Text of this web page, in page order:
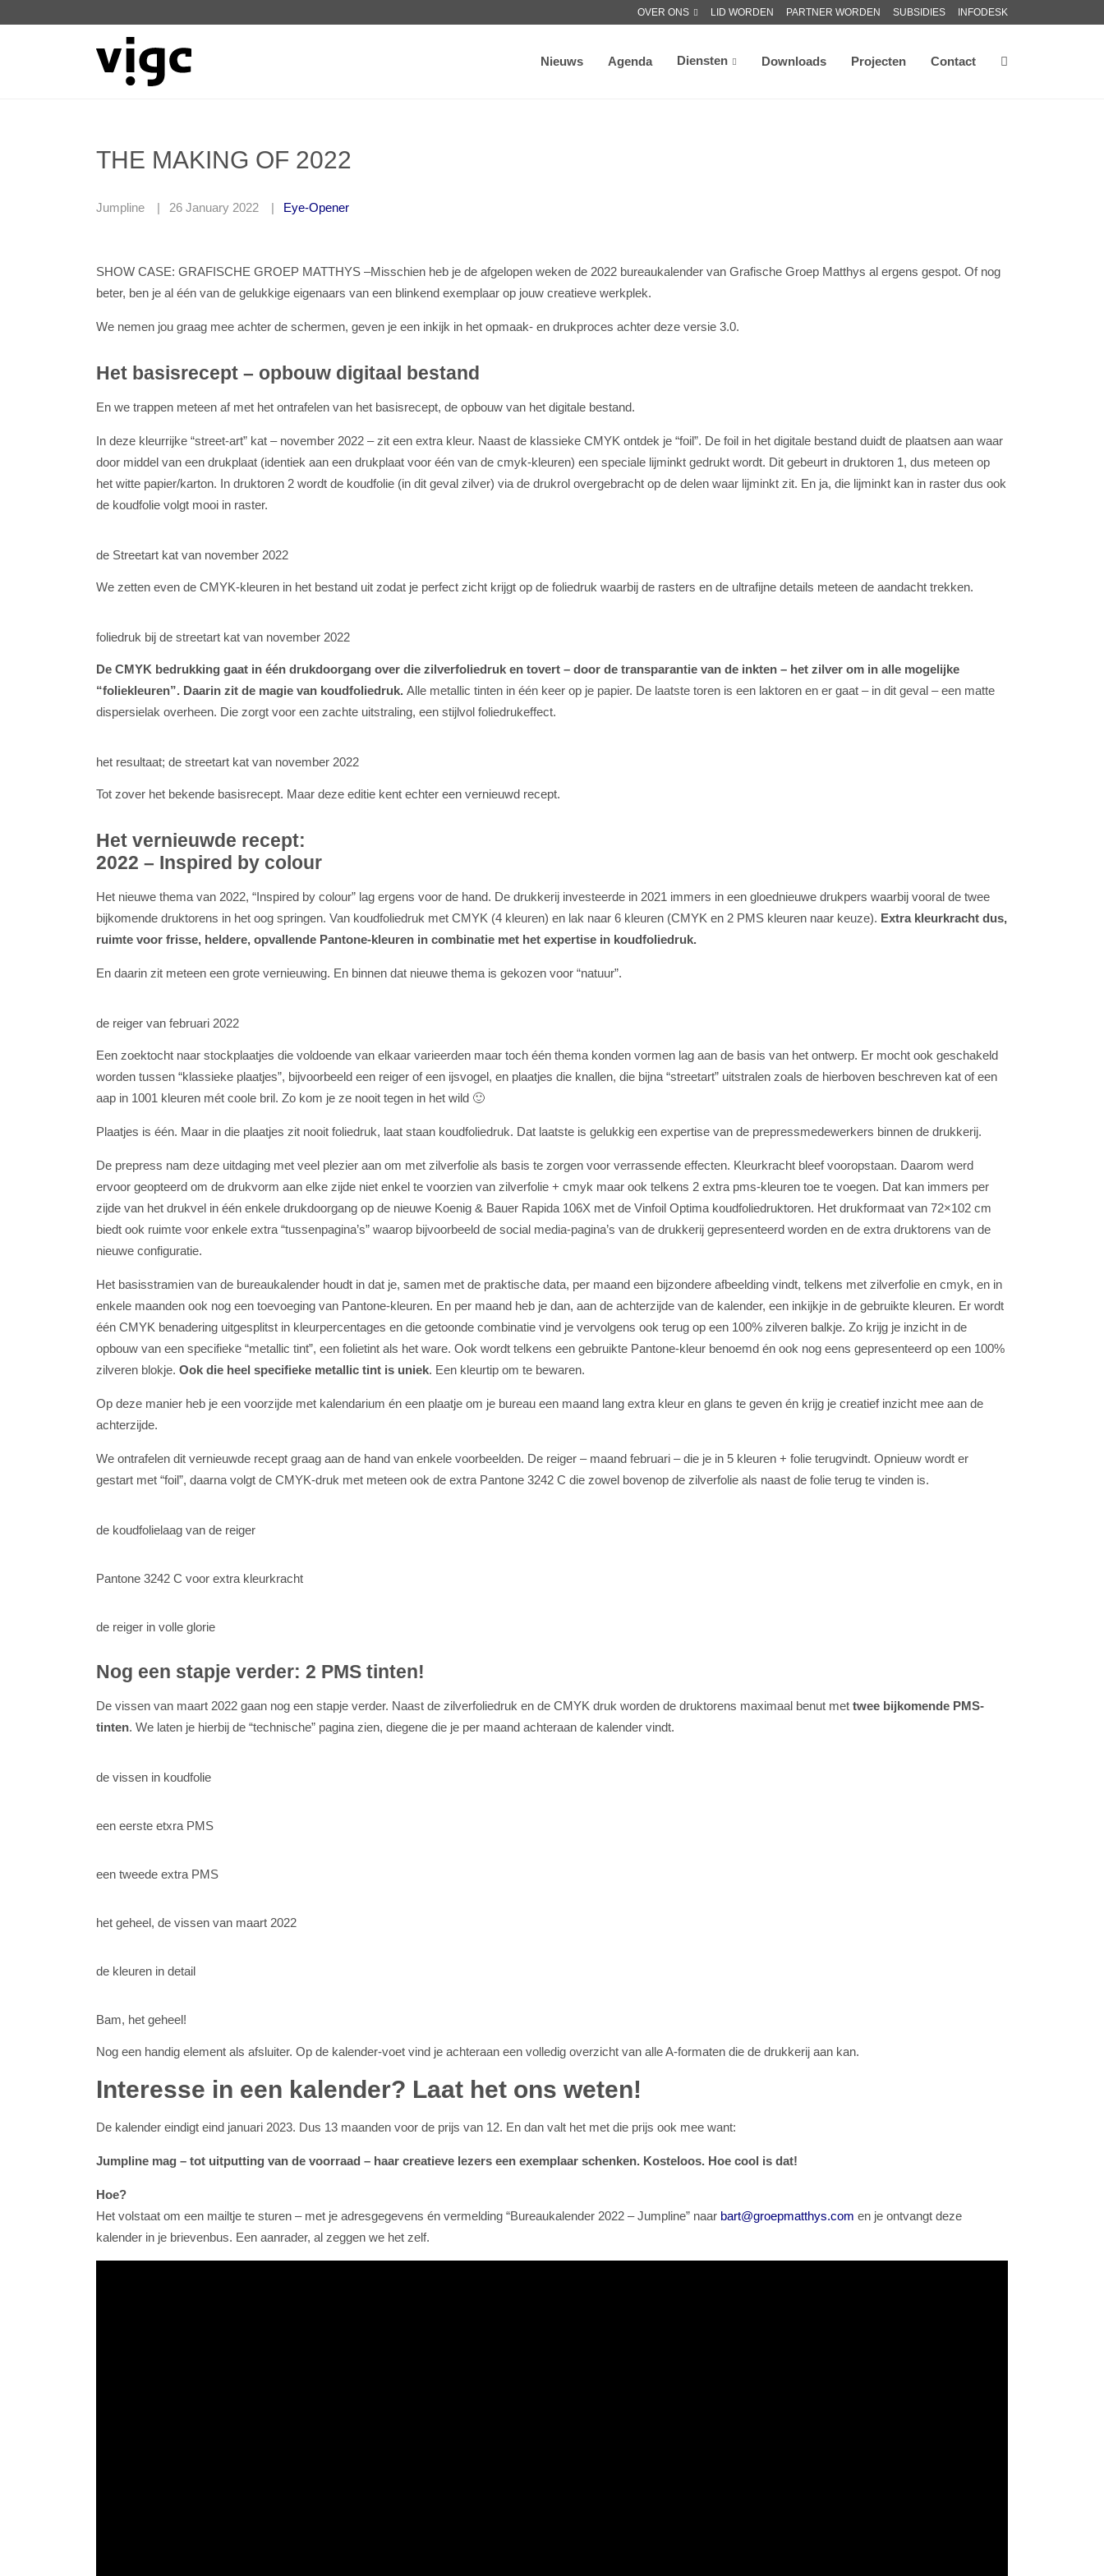
OVER ONS LID WORDEN PARTNER WORDEN SUBSIDIES INFODESK
Nieuws Agenda Diensten Downloads Projecten Contact
THE MAKING OF 2022
Jumpline 26 January 2022 Eye-Opener
SHOW CASE: GRAFISCHE GROEP MATTHYS –Misschien heb je de afgelopen weken de 2022 bureaukalender van Grafische Groep Matthys al ergens gespot. Of nog
beter, ben je al één van de gelukkige eigenaars van een blinkend exemplaar op jouw creatieve werkplek.
We nemen jou graag mee achter de schermen, geven je een inkijk in het opmaak- en drukproces achter deze versie 3.0.
Het basisrecept – opbouw digitaal bestand
En we trappen meteen af met het ontrafelen van het basisrecept, de opbouw van het digitale bestand.
In deze kleurrijke “street-art” kat – november 2022 – zit een extra kleur. Naast de klassieke CMYK ontdek je “foil”. De foil in het digitale bestand duidt de plaatsen aan waar
door middel van een drukplaat (identiek aan een drukplaat voor één van de cmyk-kleuren) een speciale lijminkt gedrukt wordt. Dit gebeurt in druktoren 1, dus meteen op
het witte papier/karton. In druktoren 2 wordt de koudfolie (in dit geval zilver) via de drukrol overgebracht op de delen waar lijminkt zit. En ja, die lijminkt kan in raster dus ook
de koudfolie volgt mooi in raster.
de Streetart kat van november 2022
We zetten even de CMYK-kleuren in het bestand uit zodat je perfect zicht krijgt op de foliedruk waarbij de rasters en de ultrafijne details meteen de aandacht trekken.
foliedruk bij de streetart kat van november 2022
De CMYK bedrukking gaat in één drukdoorgang over die zilverfoliedruk en tovert – door de transparantie van de inkten – het zilver om in alle mogelijke
“foliekleuren”. Daarin zit de magie van koudfoliedruk. Alle metallic tinten in één keer op je papier. De laatste toren is een laktoren en er gaat – in dit geval – een matte
dispersielak overheen. Die zorgt voor een zachte uitstraling, een stijlvol foliedrukeffect.
het resultaat; de streetart kat van november 2022
Tot zover het bekende basisrecept. Maar deze editie kent echter een vernieuwd recept.
Het vernieuwde recept:
2022 – Inspired by colour
Het nieuwe thema van 2022, “Inspired by colour” lag ergens voor de hand. De drukkerij investeerde in 2021 immers in een gloednieuwe drukpers waarbij vooral de twee
bijkomende druktorens in het oog springen. Van koudfoliedruk met CMYK (4 kleuren) en lak naar 6 kleuren (CMYK en 2 PMS kleuren naar keuze). Extra kleurkracht dus,
ruimte voor frisse, heldere, opvallende Pantone-kleuren in combinatie met het expertise in koudfoliedruk.
En daarin zit meteen een grote vernieuwing. En binnen dat nieuwe thema is gekozen voor “natuur”.
de reiger van februari 2022
Een zoektocht naar stockplaatjes die voldoende van elkaar varieerden maar toch één thema konden vormen lag aan de basis van het ontwerp. Er mocht ook geschakeld
worden tussen “klassieke plaatjes”, bijvoorbeeld een reiger of een ijsvogel, en plaatjes die knallen, die bijna “streetart” uitstralen zoals de hierboven beschreven kat of een
aap in 1001 kleuren mét coole bril. Zo kom je ze nooit tegen in het wild 🙂
Plaatjes is één. Maar in die plaatjes zit nooit foliedruk, laat staan koudfoliedruk. Dat laatste is gelukkig een expertise van de prepressmedewerkers binnen de drukkerij.
De prepress nam deze uitdaging met veel plezier aan om met zilverfolie als basis te zorgen voor verrassende effecten. Kleurkracht bleef vooropstaan. Daarom werd
ervoor geopteerd om de drukvorm aan elke zijde niet enkel te voorzien van zilverfolie + cmyk maar ook telkens 2 extra pms-kleuren toe te voegen. Dat kan immers per
zijde van het drukvel in één enkele drukdoorgang op de nieuwe Koenig & Bauer Rapida 106X met de Vinfoil Optima koudfoliedruktoren. Het drukformaat van 72×102 cm
biedt ook ruimte voor enkele extra “tussenpagina’s” waarop bijvoorbeeld de social media-pagina’s van de drukkerij gepresenteerd worden en de extra druktorens van de
nieuwe configuratie.
Het basisstramien van de bureaukalender houdt in dat je, samen met de praktische data, per maand een bijzondere afbeelding vindt, telkens met zilverfolie en cmyk, en in
enkele maanden ook nog een toevoeging van Pantone-kleuren. En per maand heb je dan, aan de achterzijde van de kalender, een inkijkje in de gebruikte kleuren. Er wordt
één CMYK benadering uitgesplitst in kleurpercentages en die getoonde combinatie vind je vervolgens ook terug op een 100% zilveren balkje. Zo krijg je inzicht in de
opbouw van een specifieke “metallic tint”, een folietint als het ware. Ook wordt telkens een gebruikte Pantone-kleur benoemd én ook nog eens gepresenteerd op een 100%
zilveren blokje. Ook die heel specifieke metallic tint is uniek. Een kleurtip om te bewaren.
Op deze manier heb je een voorzijde met kalendarium én een plaatje om je bureau een maand lang extra kleur en glans te geven én krijg je creatief inzicht mee aan de
achterzijde.
We ontrafelen dit vernieuwde recept graag aan de hand van enkele voorbeelden. De reiger – maand februari – die je in 5 kleuren + folie terugvindt. Opnieuw wordt er
gestart met “foil”, daarna volgt de CMYK-druk met meteen ook de extra Pantone 3242 C die zowel bovenop de zilverfolie als naast de folie terug te vinden is.
de koudfolielaag van de reiger
Pantone 3242 C voor extra kleurkracht
de reiger in volle glorie
Nog een stapje verder: 2 PMS tinten!
De vissen van maart 2022 gaan nog een stapje verder. Naast de zilverfoliedruk en de CMYK druk worden de druktorens maximaal benut met twee bijkomende PMS-
tinten. We laten je hierbij de “technische” pagina zien, diegene die je per maand achteraan de kalender vindt.
de vissen in koudfolie
een eerste etxra PMS
een tweede extra PMS
het geheel, de vissen van maart 2022
de kleuren in detail
Bam, het geheel!
Nog een handig element als afsluiter. Op de kalender-voet vind je achteraan een volledig overzicht van alle A-formaten die de drukkerij aan kan.
Interesse in een kalender? Laat het ons weten!
De kalender eindigt eind januari 2023. Dus 13 maanden voor de prijs van 12. En dan valt het met die prijs ook mee want:
Jumpline mag – tot uitputting van de voorraad – haar creatieve lezers een exemplaar schenken. Kosteloos. Hoe cool is dat!
Hoe?
Het volstaat om een mailtje te sturen – met je adresgegevens én vermelding “Bureaukalender 2022 – Jumpline” naar bart@groepmatthys.com en je ontvangt deze
kalender in je brievenbus. Een aanrader, al zeggen we het zelf.